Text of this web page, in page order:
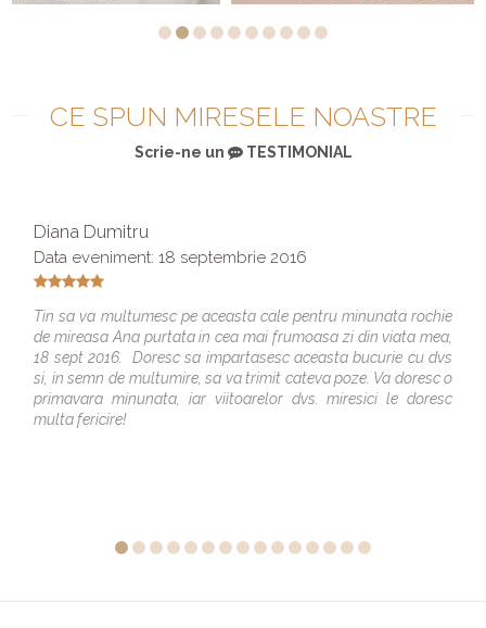
CE SPUN MIRESELE NOASTRE
Scrie-ne un TESTIMONIAL
Diana Dumitru
Data eveniment: 18 septembrie 2016
Tin sa va multumesc pe aceasta cale pentru minunata rochie
de mireasa Ana purtata in cea mai frumoasa zi din viata mea,
18 sept 2016. Doresc sa impartasesc aceasta bucurie cu dvs
si, in semn de multumire, sa va trimit cateva poze. Va doresc o
primavara minunata, iar viitoarelor dvs. miresici le doresc
multa fericire!